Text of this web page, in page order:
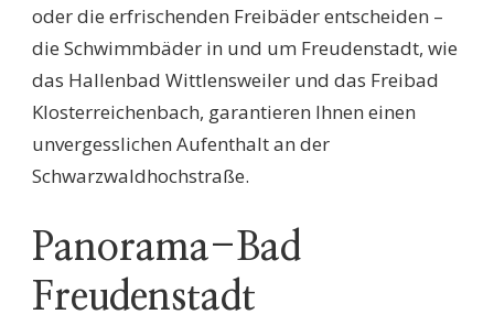
oder die erfrischenden Freibäder entscheiden –
die Schwimmbäder in und um Freudenstadt, wie
das Hallenbad Wittlensweiler und das Freibad
Klosterreichenbach, garantieren Ihnen einen
unvergesslichen Aufenthalt an der
Schwarzwaldhochstraße.
Panorama-Bad
Freudenstadt